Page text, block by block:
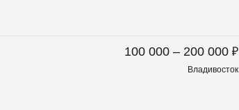
100 000 – 200 000 ₽
Владивосток